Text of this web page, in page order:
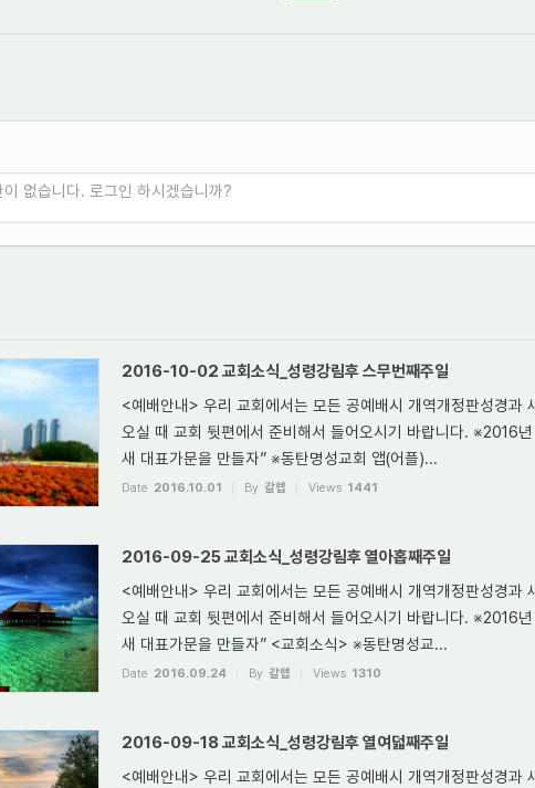
이 없습니다. 로그인 하시겠습니까?
2016-10-02 교회소식_성령강림후 스무번째주일
<예배안내> 우리 교회에서는 모든 공예배시 개역개정판성경과
오실 때 교회 뒷편에서 준비해서 들어오시기 바랍니다. ※2016
새 대표가문을 만들자” ※동탄명성교회 앱(어플)...
Date 2016.10.01 By 갈렙 Views 1441
2016-09-25 교회소식_성령강림후 열아홉째주일
<예배안내> 우리 교회에서는 모든 공예배시 개역개정판성경과
오실 때 교회 뒷편에서 준비해서 들어오시기 바랍니다. ※2016
새 대표가문을 만들자” <교회소식> ※동탄명성교...
Date 2016.09.24 By 갈렙 Views 1310
2016-09-18 교회소식_성령강림후 열여덟째주일
<예배안내> 우리 교회에서는 모든 공예배시 개역개정판성경과